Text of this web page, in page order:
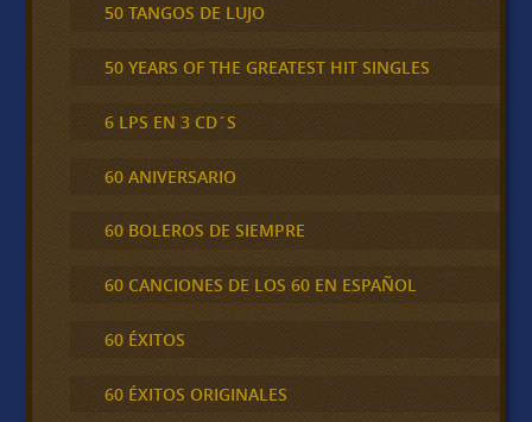
50 TANGOS DE LUJO
50 YEARS OF THE GREATEST HIT SINGLES
6 LPS EN 3 CD´S
60 ANIVERSARIO
60 BOLEROS DE SIEMPRE
60 CANCIONES DE LOS 60 EN ESPAÑOL
60 ÉXITOS
60 ÉXITOS ORIGINALES